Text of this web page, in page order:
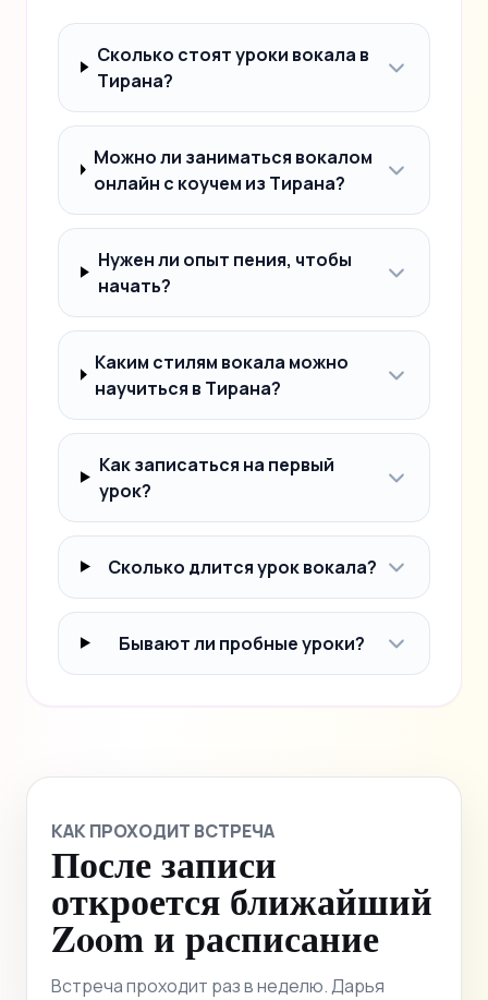
Сколько стоят уроки вокала в
Тирана?
Можно ли заниматься вокалом
онлайн с коучем из Тирана?
Нужен ли опыт пения, чтобы
начать?
Каким стилям вокала можно
научиться в Тирана?
Как записаться на первый
урок?
Сколько длится урок вокала?
Бывают ли пробные уроки?
КАК ПРОХОДИТ ВСТРЕЧА
После записи
откроется ближайший
Zoom и расписание
Встреча проходит раз в неделю. Дарья